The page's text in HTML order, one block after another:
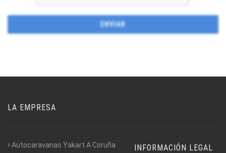
LA EMPRESA
Autocaravanas Yakart A Coruña INFORMACIÓN LEGAL